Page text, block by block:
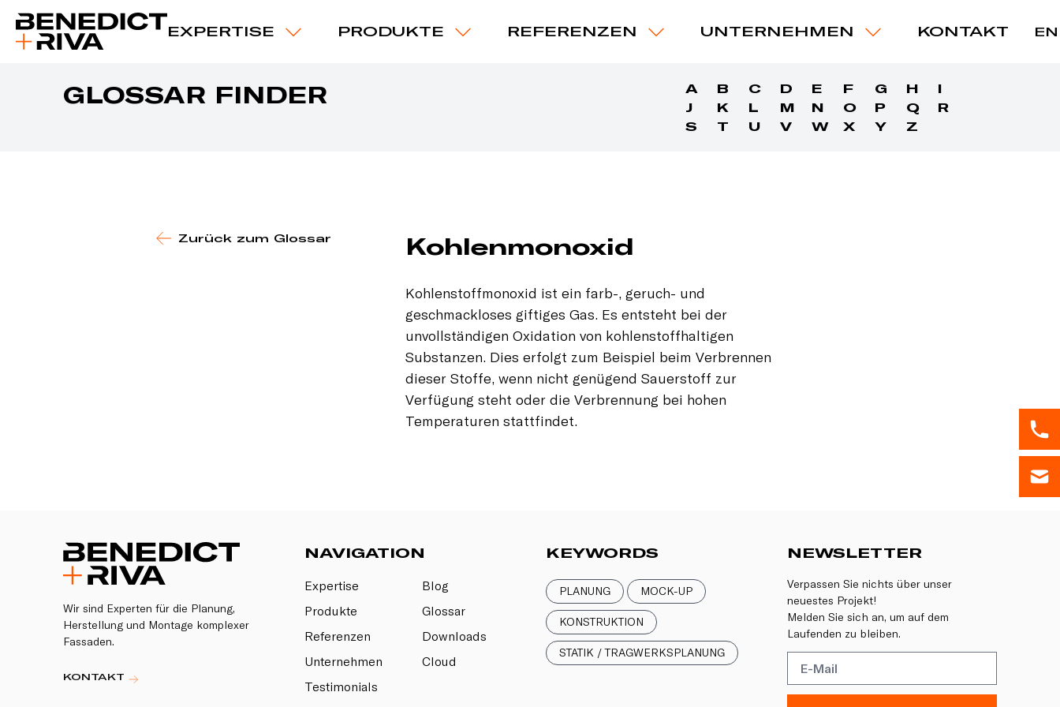
EXPERTISE PRODUKTE REFERENZEN UNTERNEHMEN KONTAKT EN
GLOSSAR FINDER A B C D E F G H
I
J
K L M N O P Q
R
S
T U V W X Y Z
Zurück zum Glossar Kohlenmonoxid
Kohlenstoffmonoxid ist ein farb-, geruch- und
geschmackloses giftiges Gas. Es entsteht bei der
unvollständigen Oxidation von kohlenstoffhaltigen
Substanzen. Dies erfolgt zum Beispiel beim Verbrennen
dieser Stoffe, wenn nicht genügend Sauerstoff zur
Verfügung steht oder die Verbrennung bei hohen
Temperaturen stattfindet.
Wir sind Experten für die Planung,
Herstellung und Montage komplexer
Fassaden.
KONTAKT
NAVIGATION
Expertise
Produkte
Referenzen
Unternehmen
Testimonials
Blog
Glossar
Downloads
Cloud
KEYWORDS
PLANUNG MOCK-UP
KONSTRUKTION
STATIK / TRAGWERKSPLANUNG
NEWSLETTER
Verpassen Sie nichts über unser
neuestes Projekt!
Melden Sie sich an, um auf dem
Laufenden zu bleiben.